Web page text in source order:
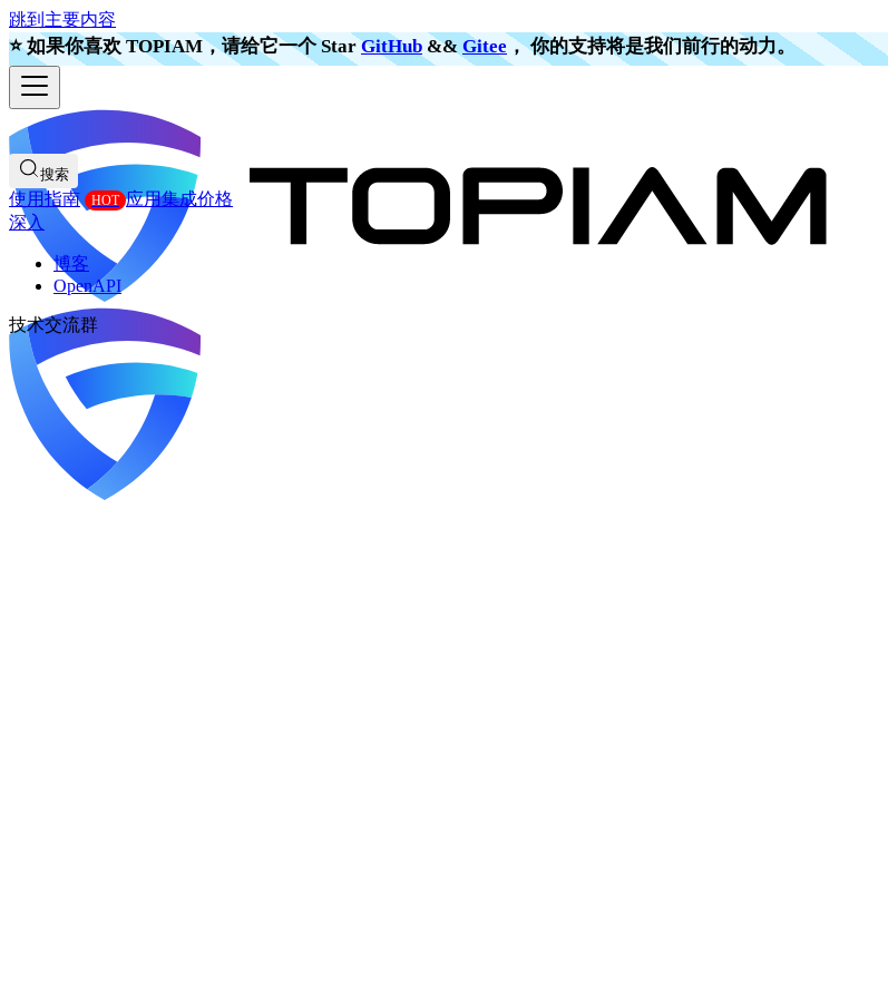
跳到主要内容
⭐️ 如果你喜欢 TOPIAM，请给它一个 StarGitHub && Gitee ， 你的支持将是我们前行的动力。
搜索
使用指南 应用集成价格
深入
博客
OpenAPI
技术交流群